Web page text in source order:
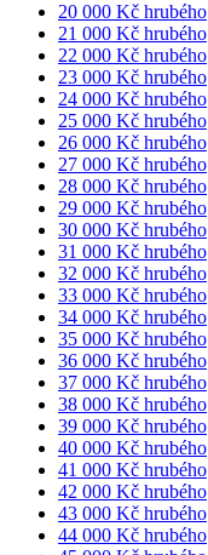
20 000 Kč hrubého
21 000 Kč hrubého
22 000 Kč hrubého
23 000 Kč hrubého
24 000 Kč hrubého
25 000 Kč hrubého
26 000 Kč hrubého
27 000 Kč hrubého
28 000 Kč hrubého
29 000 Kč hrubého
30 000 Kč hrubého
31 000 Kč hrubého
32 000 Kč hrubého
33 000 Kč hrubého
34 000 Kč hrubého
35 000 Kč hrubého
36 000 Kč hrubého
37 000 Kč hrubého
38 000 Kč hrubého
39 000 Kč hrubého
40 000 Kč hrubého
41 000 Kč hrubého
42 000 Kč hrubého
43 000 Kč hrubého
44 000 Kč hrubého